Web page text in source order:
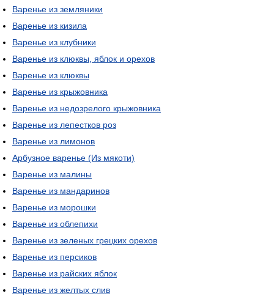
Варенье из земляники
Варенье из кизила
Варенье из клубники
Варенье из клюквы, яблок и орехов
Варенье из клюквы
Варенье из крыжовника
Варенье из недозрелого крыжовника
Варенье из лепестков роз
Варенье из лимонов
Арбузное варенье (Из мякоти)
Варенье из малины
Варенье из мандаринов
Варенье из морошки
Варенье из облепихи
Варенье из зеленых грецких орехов
Варенье из персиков
Варенье из райских яблок
Варенье из желтых слив